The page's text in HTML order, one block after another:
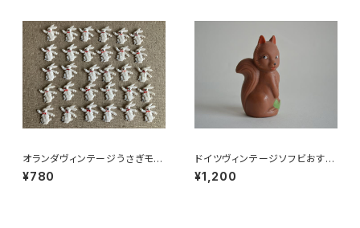
オランダヴィンテージうさぎモチ
ーフプラパーツ30個セットNo4
3
¥780
ドイツヴィンテージソフビおすま
しネコ？32
¥1,200